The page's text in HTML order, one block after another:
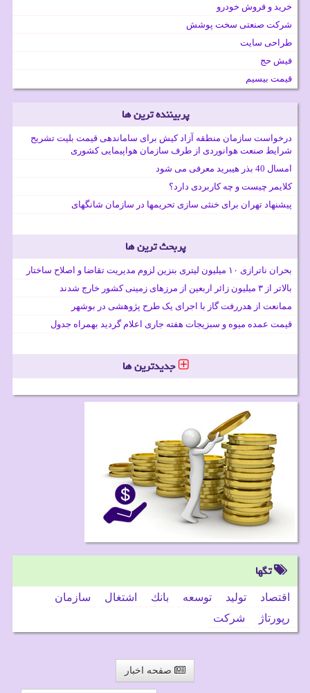
خرید و فروش خودرو
شرکت صنعتی سخت پوشش
طراحی سایت
فیش حج
قیمت بیسیم
پربیننده ترین ها
درخواست سازمان منطقه آزاد کیش برای ساماندهی قیمت بلیت تشریح
شرایط صنعت هوانوردی از طرف سازمان هواپیمایی کشوری
امسال 40 بذر هیبرید معرفی می شود
کلایمر چیست و چه کاربردی دارد؟
پیشنهاد تهران برای خنثی سازی تحریمها در سازمان شانگهای
پربحث ترین ها
بحران ناترازی ۱۰ میلیون لیتری بنزین لزوم مدیریت تقاضا و اصلاح ساختار
بالاتر از ۳ میلیون زائر اربعین از مرزهای زمینی کشور خارج شدند
ممانعت از هدررفت گاز با اجرای یک طرح پژوهشی در بوشهر
قیمت عمده میوه و سبزیجات هفته جاری اعلام گردید بهمراه جدول
جدیدترین ها
تگها
اقتصاد تولید توسعه بانك اشتغال
سازمان
رپورتاژ
شركت
صفحه اخبار